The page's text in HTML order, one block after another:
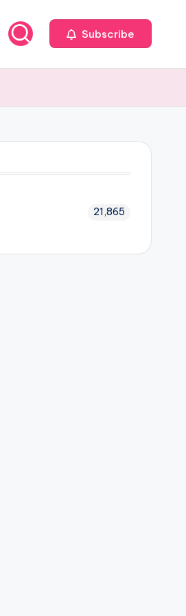
Subscribe
21,865